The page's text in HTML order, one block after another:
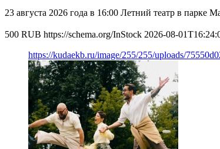
23 августа 2026 года в 16:00 Летний театр в парке
500 RUB https://schema.org/InStock 2026-08-
https://kudaekb.ru/image/255/255/uploads/